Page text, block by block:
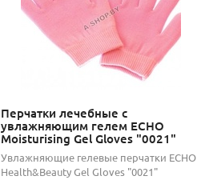
Перчатки лечебные с
увлажняющим гелем ECHO
Moisturising Gel Gloves "0021"
Увлажняющие гелевые перчатки ECHO
Health&Beauty Gel Gloves "0021"